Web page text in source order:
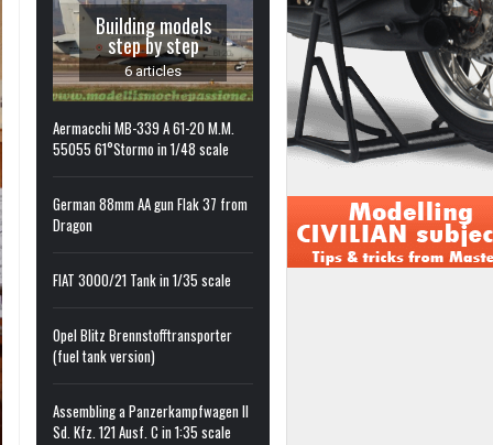
Building models
step by step
6 articles
Aermacchi MB-339 A 61-20 M.M.
55055 61°Stormo in 1/48 scale
German 88mm AA gun Flak 37 from
Dragon
FIAT 3000/21 Tank in 1/35 scale
Opel Blitz Brennstofftransporter
(fuel tank version)
Assembling a Panzerkampfwagen II
Sd. Kfz. 121 Ausf. C in 1:35 scale